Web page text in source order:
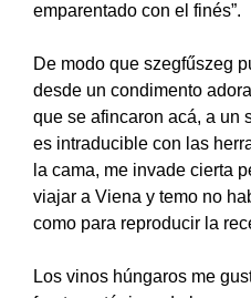
emparentado con el finés”.
De modo que szegfűszeg
desde un condimento
que se afincaron acá, a un
es intraducible con las
la cama, me invade cierta
viajar a Viena y temo no
como para reproducir la
Los vinos húngaros me